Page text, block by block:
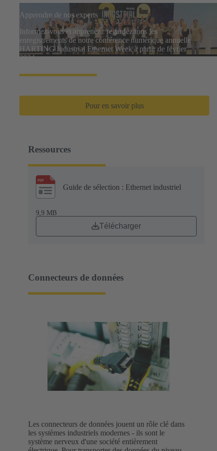
Apprendre de nos experts
Informez-vous et apprenez : regardez tous les
enregistrements de notre conférence numérique annuelle
HARTING Industrial Ethernet Week à partir de février
2024.
Pour en savoir plus
Ressources
Guide de sélection : Ethernet industriel
9,9 MB
Télécharger
Connecteurs de données
Les connecteurs de données jouent un rôle clé dans
les systèmes industriels modernes - ils sont le
système nerveux d'une société entièrement